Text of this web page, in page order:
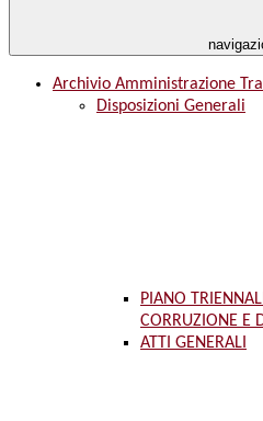
Archivio Amministrazione
Disposizioni Generali
PIANO
CORRUZIONE E
ATTI GENERALI